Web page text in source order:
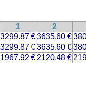
1 2
3299.87 €3635.60 €
3299.87 €3635.60 €
1967.92 € 2120.48 €